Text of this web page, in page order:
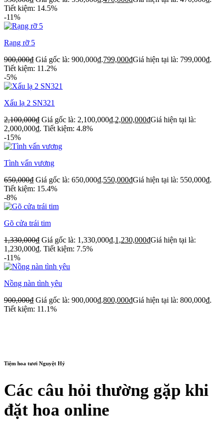
Tiết kiệm: 14.5%
-11%
Rạng rỡ 5
900,000₫ Giá gốc là: 900,000₫.799,000₫Giá hiện tại là: 799,000₫.
Tiết kiệm: 11.2%
-5%
Xấu lạ 2 SN321
2,100,000₫ Giá gốc là: 2,100,000₫.2,000,000₫Giá hiện tại là:
2,000,000₫. Tiết kiệm: 4.8%
-15%
Tình vấn vương
650,000₫ Giá gốc là: 650,000₫.550,000₫Giá hiện tại là: 550,000₫.
Tiết kiệm: 15.4%
-8%
Gõ cửa trái tim
1,330,000₫ Giá gốc là: 1,330,000₫.1,230,000₫Giá hiện tại là:
1,230,000₫. Tiết kiệm: 7.5%
-11%
Nồng nàn tình yêu
900,000₫ Giá gốc là: 900,000₫.800,000₫Giá hiện tại là: 800,000₫.
Tiết kiệm: 11.1%
Tiệm hoa tươi Nguyệt Hỷ
Các câu hỏi thường gặp khi
đặt hoa online